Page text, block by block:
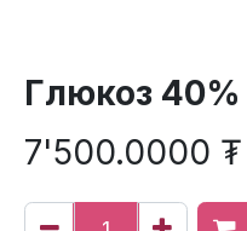
Глюкоз
7'500.0000 ₮